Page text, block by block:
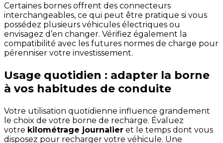
Certaines bornes offrent des connecteurs
interchangeables, ce qui peut être pratique si vous
possédez plusieurs véhicules électriques ou
envisagez d’en changer. Vérifiez également la
compatibilité avec les futures normes de charge pour
pérenniser votre investissement.
Usage quotidien : adapter la borne
à vos habitudes de conduite
Votre utilisation quotidienne influence grandement
le choix de votre borne de recharge. Évaluez
votre kilométrage journalier et le temps dont vous
disposez pour recharger votre véhicule. Une